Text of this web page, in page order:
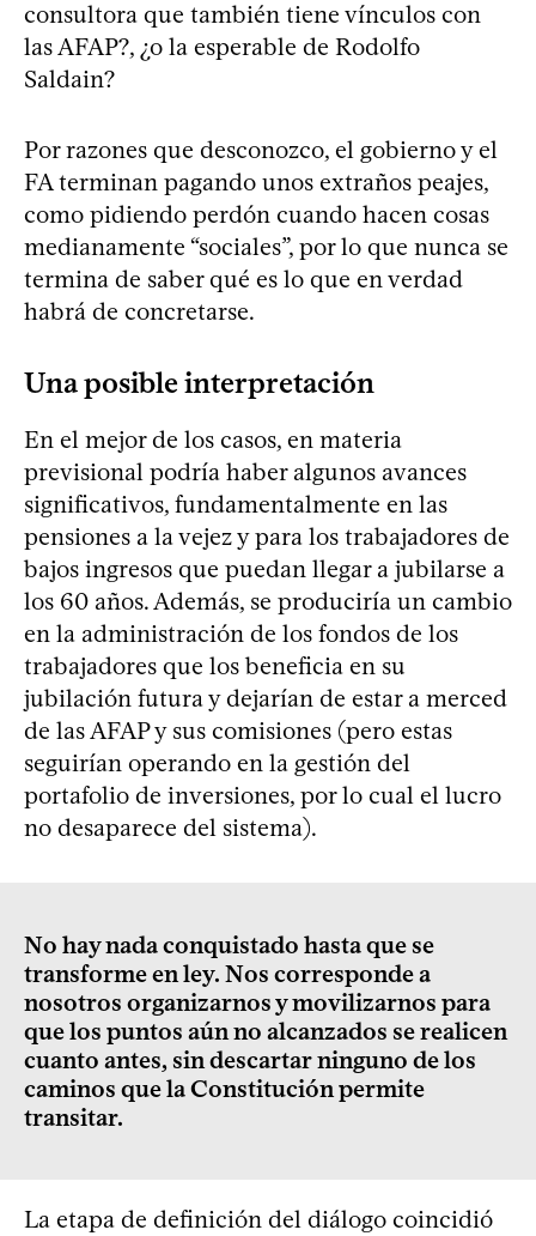
consultora que también tiene vínculos con
las AFAP?, ¿o la esperable de Rodolfo
Saldain?
Por razones que desconozco, el gobierno y el
FA terminan pagando unos extraños peajes,
como pidiendo perdón cuando hacen cosas
medianamente “sociales”, por lo que nunca se
termina de saber qué es lo que en verdad
habrá de concretarse.
Una posible interpretación
En el mejor de los casos, en materia
previsional podría haber algunos avances
significativos, fundamentalmente en las
pensiones a la vejez y para los trabajadores de
bajos ingresos que puedan llegar a jubilarse a
los 60 años. Además, se produciría un cambio
en la administración de los fondos de los
trabajadores que los beneficia en su
jubilación futura y dejarían de estar a merced
de las AFAP y sus comisiones (pero estas
seguirían operando en la gestión del
portafolio de inversiones, por lo cual el lucro
no desaparece del sistema).
No hay nada conquistado hasta que se
transforme en ley. Nos corresponde a
nosotros organizarnos y movilizarnos para
que los puntos aún no alcanzados se realicen
cuanto antes, sin descartar ninguno de los
caminos que la Constitución permite
transitar.
La etapa de definición del diálogo coincidió